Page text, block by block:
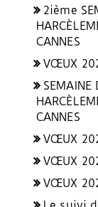
2ième
CANNES
VŒUX
SEMAINE
CANNES
VŒUX
VŒUX
VŒUX